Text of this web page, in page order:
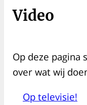
Video
Op deze pagina
over wat wij
Op televisie!